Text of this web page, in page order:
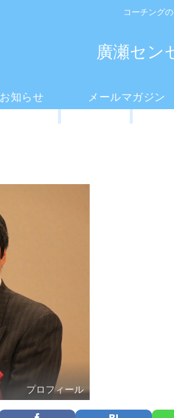
コーチング
廣瀬セン
お知らせ メールマガジン
プロフィール